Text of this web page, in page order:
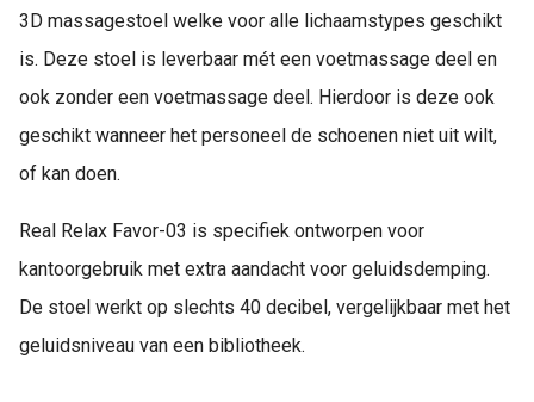
3D massagestoel welke voor alle lichaamstypes geschikt
is. Deze stoel is leverbaar mét een voetmassage deel en
ook zonder een voetmassage deel. Hierdoor is deze ook
geschikt wanneer het personeel de schoenen niet uit wilt,
of kan doen.
Real Relax Favor-03 is specifiek ontworpen voor
kantoorgebruik met extra aandacht voor geluidsdemping.
De stoel werkt op slechts 40 decibel, vergelijkbaar met het
geluidsniveau van een bibliotheek.